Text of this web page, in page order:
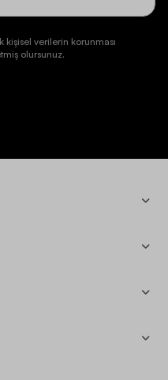
kişisel verilerin korunması
olursunuz.